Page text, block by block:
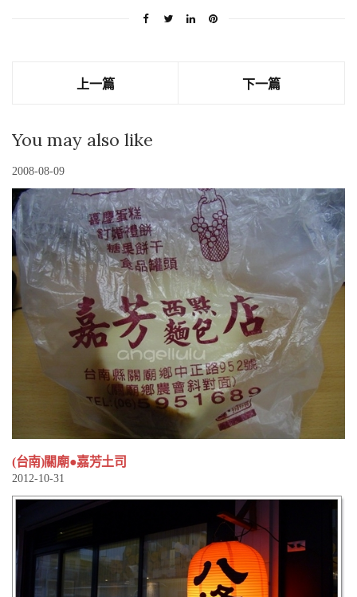
上一篇 下一篇
You may also like
2008-08-09
(台南)關廟●嘉芳土司
2012-10-31